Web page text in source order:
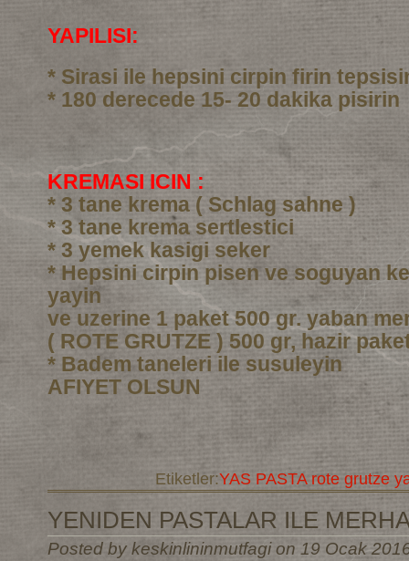
YAPILISI:
* Sirasi ile hepsini cirpin firin
* 180 derecede 15- 20 dakika pisirin
KREMASI ICIN :
* 3 tane krema ( Schlag sahne )
* 3 tane krema sertlestici
* 3 yemek kasigi seker
* Hepsini cirpin pisen ve soguyan
yayin
ve uzerine 1 paket 500 gr. yaban
( ROTE GRUTZE ) 500 gr, hazir
* Badem taneleri ile susuleyin
AFIYET OLSUN
Etiketler:YAS PASTA rote grutze
YENIDEN PASTALAR ILE
Posted by keskinlininmutfagi on 19 Ocak